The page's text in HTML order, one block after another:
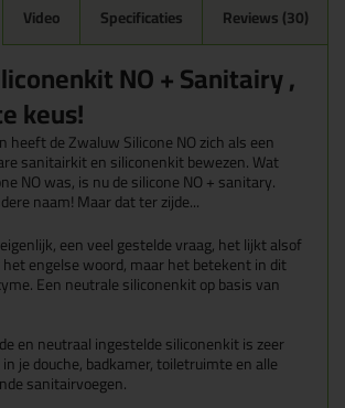
Video Specificaties Reviews (30)
NO + Sanitairy ,
keus!
heeft de Zwaluw Silicone NO zich als een
sanitairkit en siliconenkit bewezen. Wat
NO was, is nu de silicone NO + sanitary.
naam! Maar dat ter zijde...
een veel gestelde vraag, het lijkt alsof
engelse woord, maar het betekent in dit
Een neutrale siliconenkit op basis van
en neutraal ingestelde siliconenkit is zeer
je douche, badkamer, toiletruimte en alle
sanitairvoegen.